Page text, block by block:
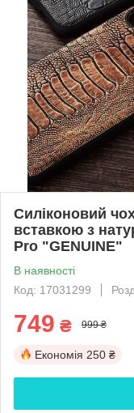
Силіконовий
вставкою з
Pro "GENUINE"
В наявності
Код: 17031299
749 ₴ 999 ₴
Економія 250 ₴